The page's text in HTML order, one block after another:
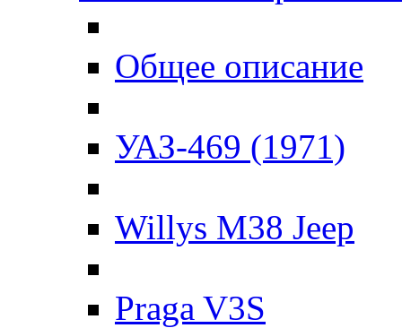
Общее описание
УАЗ-469 (1971)
Willys M38 Jeep
Praga V3S